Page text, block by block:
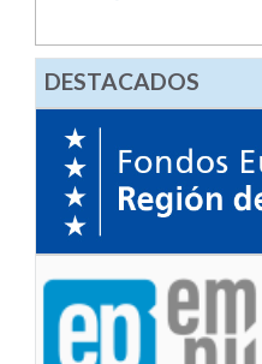
DESTACADOS